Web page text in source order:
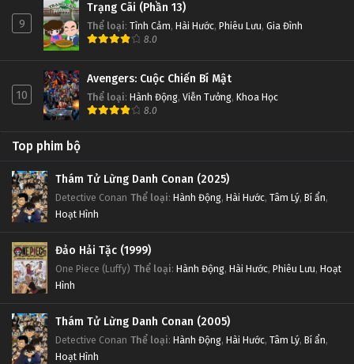
9
Trạng Cãi (Phần 13)
Thể loại: Tình Cảm, Hài Hước, Phiêu Lưu, Gia Đình
8.0
10
Avengers: Cuộc Chiến Bí Mật
Thể loại: Hành Động, Viễn Tưởng, Khoa Học
8.0
Top phim bộ
Thám Tử Lừng Danh Conan (2025)
Detective Conan Thể loại: Hành Động, Hài Hước, Tâm Lý, Bí ẩn,
Hoạt Hình
Đảo Hải Tặc (1999)
One Piece (Luffy) Thể loại: Hành Động, Hài Hước, Phiêu Lưu, Hoạt
Hình
Thám Tử Lừng Danh Conan (2005)
Detective Conan Thể loại: Hành Động, Hài Hước, Tâm Lý, Bí ẩn,
Hoạt Hình